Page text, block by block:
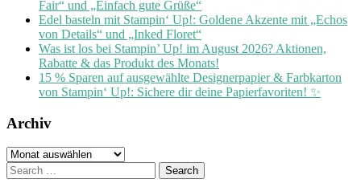
Fair“ und „Einfach gute Grüße“
Edel basteln mit Stampin‘ Up!: Goldene Akzente mit „Echos
von Details“ und „Inked Floret“
Was ist los bei Stampin’ Up! im August 2026? Aktionen,
Rabatte & das Produkt des Monats!
15 % Sparen auf ausgewählte Designerpapier & Farbkarton
von Stampin‘ Up!: Sichere dir deine Papierfavoriten! ✨
Archiv
Archiv
Search
for: